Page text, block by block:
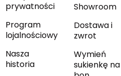
prywatności
Program
lojalnościowy
Nasza
historia
Showroom
Dostawa i
zwrot
Wymień
sukienkę na